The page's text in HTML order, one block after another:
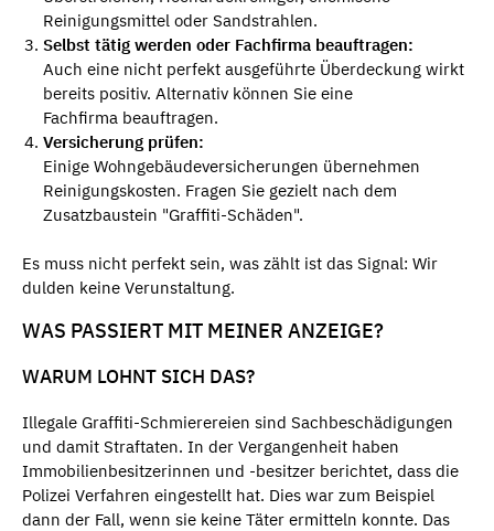
Reinigungsmittel oder Sandstrahlen.
Selbst tätig werden oder Fachfirma beauftragen:
Auch eine nicht perfekt ausgeführte Überdeckung wirkt
bereits positiv. Alternativ können Sie eine
Fachfirma beauftragen.
Versicherung prüfen:
Einige Wohngebäudeversicherungen übernehmen
Reinigungskosten. Fragen Sie gezielt nach dem
Zusatzbaustein "Graffiti-Schäden".
Es muss nicht perfekt sein, was zählt ist das Signal: Wir
dulden keine Verunstaltung.
WAS PASSIERT MIT MEINER ANZEIGE?
WARUM LOHNT SICH DAS?
Illegale Graffiti-Schmierereien sind Sachbeschädigungen
und damit Straftaten. In der Vergangenheit haben
Immobilienbesitzerinnen und -besitzer berichtet, dass die
Polizei Verfahren eingestellt hat. Dies war zum Beispiel
dann der Fall, wenn sie keine Täter ermitteln konnte. Das